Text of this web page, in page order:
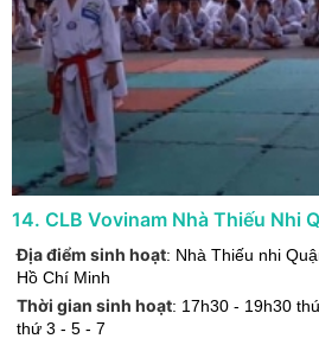
14. CLB Vovinam Nhà Thiếu Nhi
Địa điểm sinh hoạt: Nhà Thiếu nhi
Hồ Chí Minh
Thời gian sinh hoạt: 17h30 - 19h30
thứ 3 - 5 - 7